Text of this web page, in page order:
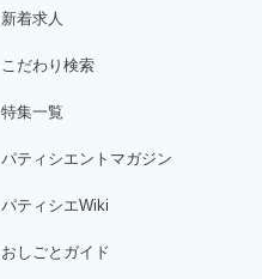
新着求人
こだわり検索
特集一覧
パティシエントマガジン
パティシエWiki
おしごとガイド